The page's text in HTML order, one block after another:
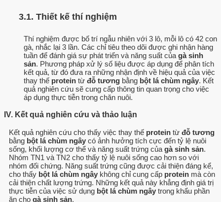
3.1. Thiết kế thí nghiệm
Thí nghiệm được bố trí ngẫu nhiên với 3 lô, mỗi lô có 42 con
gà, nhắc lại 3 lần. Các chỉ tiêu theo dõi được ghi nhận hàng
tuần để đánh giá sự phát triển và năng suất củagà sinh
sản. Phương pháp xử lý số liệu được áp dụng để phân tích
kết quả, từ đó đưa ra những nhận định về hiệu quả của việc
thay thế protein từ đỗ tương bằng bột lá chùm ngây. Kết
quả nghiên cứu sẽ cung cấp thông tin quan trọng cho việc
áp dụng thực tiễn trong chăn nuôi.
IV. Kết quả nghiên cứu và thảo luận
Kết quả nghiên cứu cho thấy việc thay thế protein từ đỗ tương
bằng bột lá chùm ngây có ảnh hưởng tích cực đến tỷ lệ nuôi
sống, khối lượng cơ thể và năng suất trứng củagà sinh sản.
Nhóm TN1 và TN2 cho thấy tỷ lệ nuôi sống cao hơn so với
nhóm đối chứng. Năng suất trứng cũng được cải thiện đáng kể,
cho thấy bột lá chùm ngây không chỉ cung cấp protein mà còn
cải thiện chất lượng trứng. Những kết quả này khẳng định giá trị
thực tiễn của việc sử dụng bột lá chùm ngây trong khẩu phần
ăn cho gà sinh sản.